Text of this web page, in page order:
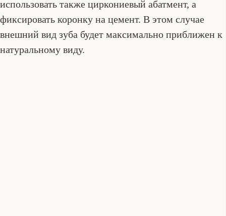
использовать также циркониевый абатмент, а
фиксировать коронку на цемент. В этом случае
внешний вид зуба будет максимально приближен к
натуральному виду.